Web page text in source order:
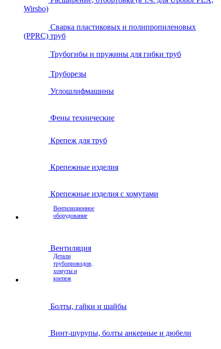
Wirsbo)
Сварка пластиковых и полипропиленовых
(PPRC) труб
Трубогибы и пружины для гибки труб
Труборезы
Углошлифмашины
Фены технические
Крепеж для труб
Крепежные изделия
Крепежные изделия с хомутами
Вентиляционное
оборудование
Вентиляция
Детали
трубопроводов,
хомуты и
крепеж
Болты, гайки и шайбы
Винт-шурупы, болты анкерные и дюбели